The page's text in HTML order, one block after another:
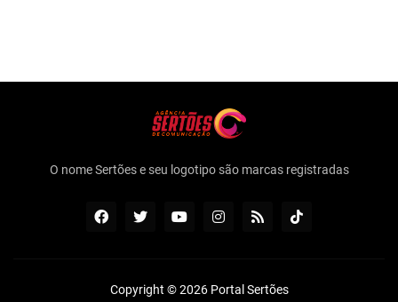
O nome Sertões e seu logotipo são marcas registradas
Copyright ©2026 Portal Sertões